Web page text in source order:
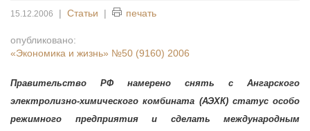
15.12.2006 | Статьи | печать
опубликовано:
«Экономика и жизнь» №50 (9160) 2006
Правительство РФ намерено снять с Ангарского
электролизно-химического комбината (АЭХК) статус особо
режимного предприятия и сделать международным